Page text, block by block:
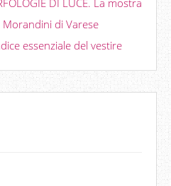
DI LUCE. La mostra
di Varese
essenziale del vestire